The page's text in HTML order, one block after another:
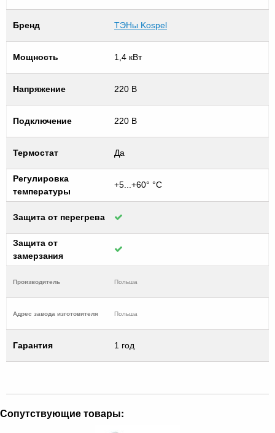
Бренд ТЭНы Kospel
Мощность 1,4 кВт
Напряжение 220 В
Подключение 220 В
Термостат Да
Регулировка
температуры
+5...+60° °С
Защита от перегрева
Защита от
замерзания
Производитель Польша
Адрес завода изготовителя Польша
Гарантия 1 год
Сопутствующие товары: